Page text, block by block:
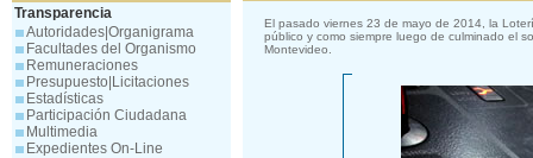
Transparencia
Autoridades|Organigrama
Facultades del Organismo
Remuneraciones
Presupuesto|Licitaciones
Estadísticas
Participación Ciudadana
Multimedia
Expedientes On-Line
El pasado viernes 23 de mayo de 2014, la
público y como siempre luego de culminado el
Montevideo.